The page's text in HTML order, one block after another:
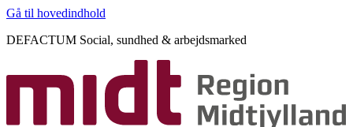
Gå til hovedindhold
DEFACTUM Social, sundhed & arbejdsmarked